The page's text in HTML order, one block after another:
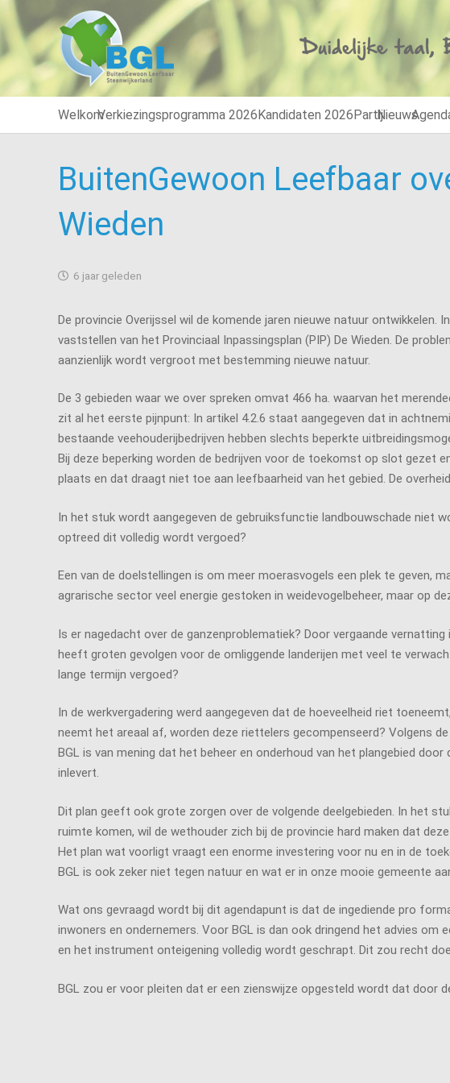
WelkomVerkiezingsprogramma 2026Kandidaten 2026PartijNieuws
BuitenGewoon Leefbaar
Wieden
6 jaar geleden
De provincie Overijssel wil de komende jaren nieuwe natuur
vaststellen van het Provinciaal Inpassingsplan (PIP) De Wieden. De
aanzienlijk wordt vergroot met bestemming nieuwe natuur.
De 3 gebieden waar we over spreken omvat 466 ha. waarvan het
zit al het eerste pijnpunt: In artikel 4.2.6 staat aangegeven dat in
bestaande veehouderijbedrijven hebben slechts beperkte
Bij deze beperking worden de bedrijven voor de toekomst op slot gezet
plaats en dat draagt niet toe aan leefbaarheid van het gebied. De
In het stuk wordt aangegeven de gebruiksfunctie landbouwschade niet
optreed dit volledig wordt vergoed?
Een van de doelstellingen is om meer moerasvogels een plek te geven,
agrarische sector veel energie gestoken in weidevogelbeheer, maar op
Is er nagedacht over de ganzenproblematiek? Door vergaande
heeft groten gevolgen voor de omliggende landerijen met veel te
lange termijn vergoed?
In de werkvergadering werd aangegeven dat de hoeveelheid riet
neemt het areaal af, worden deze riettelers gecompenseerd? Volgens
BGL is van mening dat het beheer en onderhoud van het plangebied
inlevert.
Dit plan geeft ook grote zorgen over de volgende deelgebieden. In het
ruimte komen, wil de wethouder zich bij de provincie hard maken dat
Het plan wat voorligt vraagt een enorme investering voor nu en in de
BGL is ook zeker niet tegen natuur en wat er in onze mooie gemeente
Wat ons gevraagd wordt bij dit agendapunt is dat de ingediende pro
inwoners en ondernemers. Voor BGL is dan ook dringend het advies
en het instrument onteigening volledig wordt geschrapt. Dit zou recht
BGL zou er voor pleiten dat er een zienswijze opgesteld wordt dat door